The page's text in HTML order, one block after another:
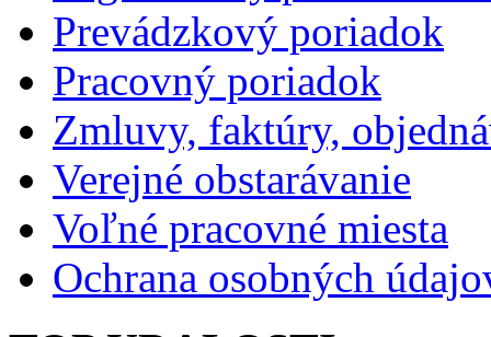
Prevádzkový poriadok
Pracovný poriadok
Zmluvy, faktúry,
Verejné obstarávanie
Voľné pracovné miesta
Ochrana osobných